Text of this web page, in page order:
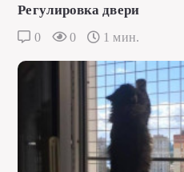
Регулировка двери
0 0 1 мин.